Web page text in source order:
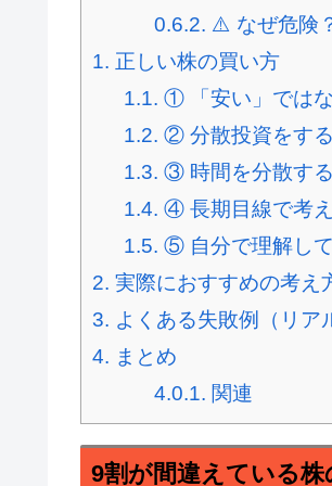
0.6.2. ⚠️ なぜ危険
1. 正しい株の買い方
1.1. ① 「安い」では
1.2. ② 分散投資をする
1.3. ③ 時間を分散する
1.4. ④ 長期目線で考
1.5. ⑤ 自分で理解し
2. 実際におすすめの考え
3. よくある失敗例（リア
4. まとめ
4.0.1. 関連
9割が間違えている株